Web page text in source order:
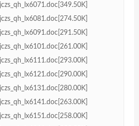
jczs_qh_lx6071.doc[349.50K]
jczs_qh_lx6081.doc[274.50K]
jczs_qh_lx6091.doc[291.50K]
jczs_qh_lx6101.doc[261.00K]
jczs_qh_lx6111.doc[293.00K]
jczs_qh_lx6121.doc[290.00K]
jczs_qh_lx6131.doc[280.00K]
jczs_qh_lx6141.doc[263.00K]
jczs_qh_lx6151.doc[258.00K]